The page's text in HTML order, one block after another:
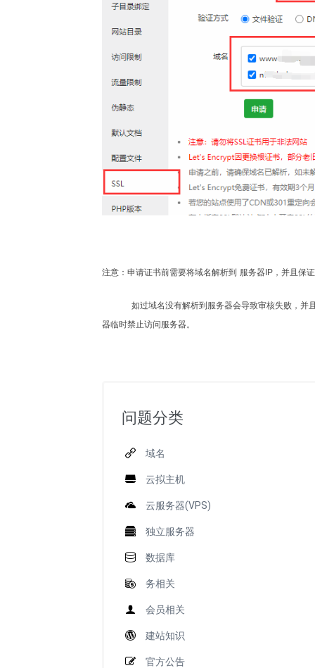
注意：申请证书前需要将域名解析到 服务器IP，并且保
如过域名没有解析到服务器会导致审核失败，并
器临时禁止访问服务器。
问题分类
域名
云拟主机
云服务器(VPS)
独立服务器
数据库
务相关
会员相关
建站知识
官方公告